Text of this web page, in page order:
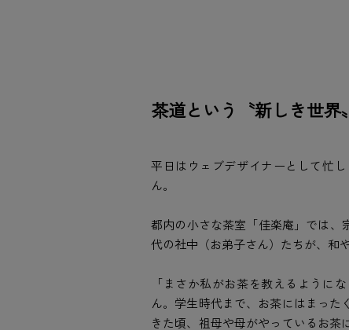
茶道という〝新しき世界
平日はウェブデザイナーとして忙
ん。
都内の小さな茶室「佳楽庵」では、
代の社中（お弟子さん）たちが、和
「まさか私がお茶を教えるように
ん。学生時代まで、お茶にはまった
きた頃、祖母や母がやっているお